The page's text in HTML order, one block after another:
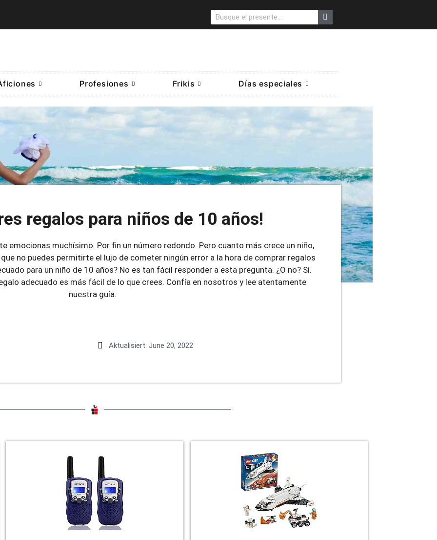
Profesiones Frikis Días especiales
regalos para niños de 10 años!
emocionas muchísimo. Por fin un número redondo. Pero cuanto más crece un niño,
no puedes permitirte el lujo de cometer ningún error a la hora de comprar regalos
para un niño de 10 años? No es tan fácil responder a esta pregunta. ¿O no? Sí.
adecuado es más fácil de lo que crees. Confía en nosotros y lee atentamente
nuestra guía.
Aktualisiert: June 20, 2022